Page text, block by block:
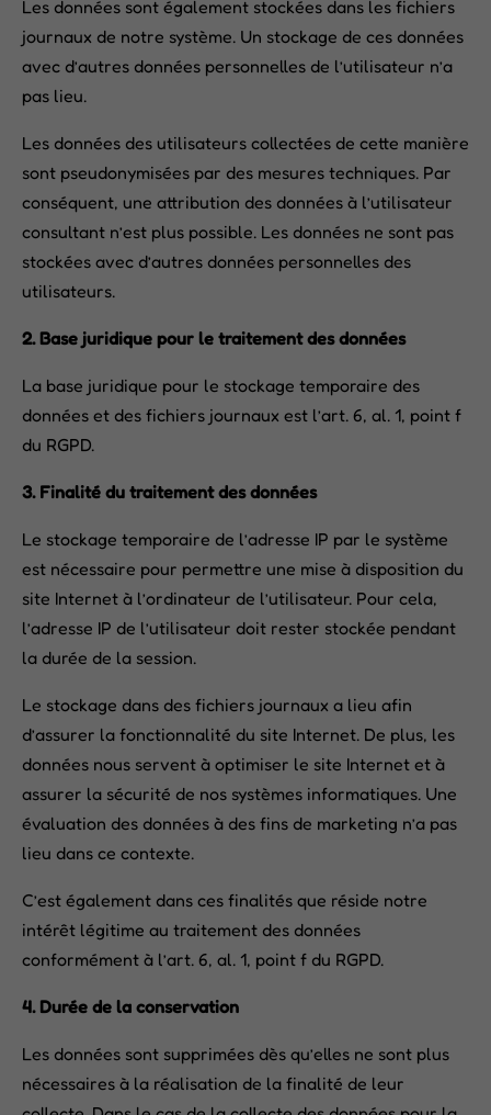
Les données sont également stockées dans les fichiers
journaux de notre système. Un stockage de ces données
avec d’autres données personnelles de l’utilisateur n’a
pas lieu.
Les données des utilisateurs collectées de cette manière
sont pseudonymisées par des mesures techniques. Par
conséquent, une attribution des données à l’utilisateur
consultant n’est plus possible. Les données ne sont pas
stockées avec d’autres données personnelles des
utilisateurs.
2. Base juridique pour le traitement des données
La base juridique pour le stockage temporaire des
données et des fichiers journaux est l’art. 6, al. 1, point f
du RGPD.
3. Finalité du traitement des données
Le stockage temporaire de l’adresse IP par le système
est nécessaire pour permettre une mise à disposition du
site Internet à l’ordinateur de l’utilisateur. Pour cela,
l’adresse IP de l’utilisateur doit rester stockée pendant
la durée de la session.
Le stockage dans des fichiers journaux a lieu afin
d’assurer la fonctionnalité du site Internet. De plus, les
données nous servent à optimiser le site Internet et à
assurer la sécurité de nos systèmes informatiques. Une
évaluation des données à des fins de marketing n’a pas
lieu dans ce contexte.
C’est également dans ces finalités que réside notre
intérêt légitime au traitement des données
conformément à l’art. 6, al. 1, point f du RGPD.
4. Durée de la conservation
Les données sont supprimées dès qu’elles ne sont plus
nécessaires à la réalisation de la finalité de leur